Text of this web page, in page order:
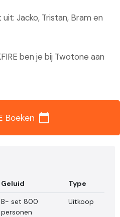
Jacko, Tristan, Bram en
ben je bij Twotone aan
Boeken calendar_today
Geluid
Type
B- set 800
personen
Uitkoop